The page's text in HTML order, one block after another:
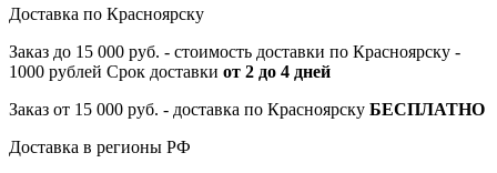
Доставка по Красноярску
Заказ до 15 000 руб. - стоимость доставки по Красноярску -
1000 рублей Срок доставки от 2 до 4 дней
Заказ от 15 000 руб. - доставка по Красноярску БЕСПЛАТНО
Доставка в регионы РФ